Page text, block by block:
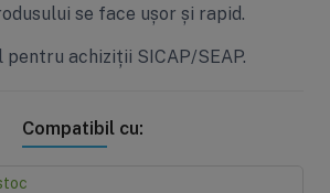
se face ușor și rapid.
achiziții SICAP/SEAP.
Compatibil cu: